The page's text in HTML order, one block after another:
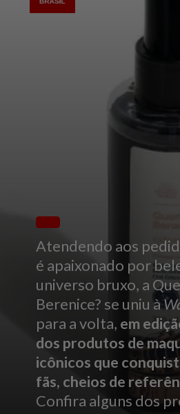
Atendendo aos
é apaixonado por
universo bruxo, a
Berenice? se uniu à
para a volta, em
dos produtos de
icônicos que
fãs, cheios de
Confira alguns dos